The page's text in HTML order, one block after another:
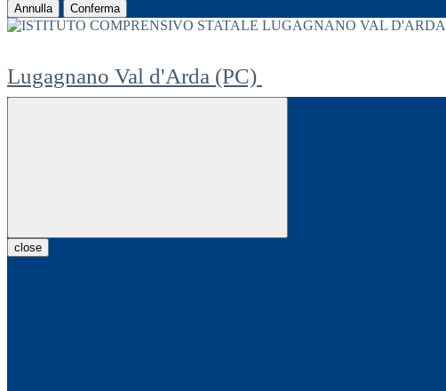
Annulla Conferma
Lugagnano Val d'Arda (PC)
close